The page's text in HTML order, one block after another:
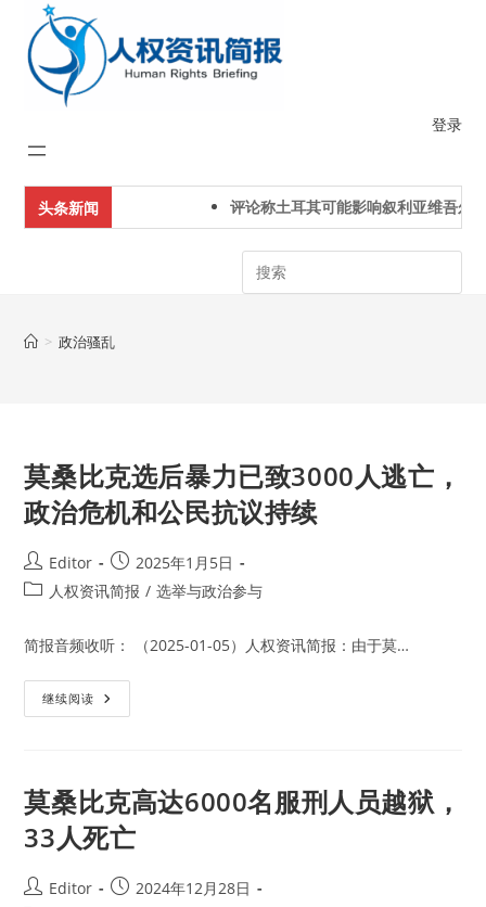
content
登录
头条新闻 评论称土耳其可能影响叙利亚维吾尔
Search
> 政治骚乱
莫桑比克选后暴力已致3000人逃亡，
政治危机和公民抗议持续
Post
author:
Editor
Post
published:
2025年1月5日
Post人权资讯简报 / 选举与政治参与
简报音频收听： （2025-01-05）人权资讯简报：由于莫…
继续阅读 莫
桑
暴
力
已
致
3000
亡，
莫桑比克高达6000名服刑人员越狱，
33人死亡
PostEditor
Post2024年12月28日